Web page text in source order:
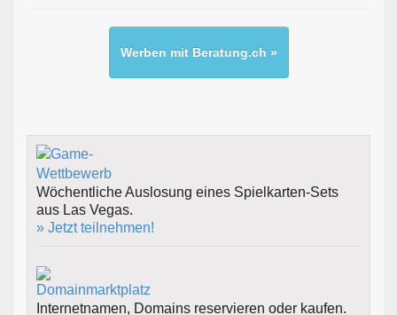
Werben mit Beratung.ch »
Wöchentliche Auslosung eines Spielkarten-Sets
aus Las Vegas.
» Jetzt teilnehmen!
Internetnamen, Domains reservieren oder kaufen.